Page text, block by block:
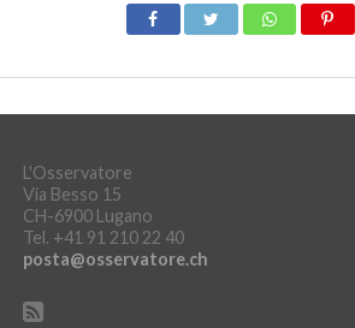
L'Osservatore
Via Besso 15
CH-6900 Lugano
Tel. +41 91 210 22 40
posta@osservatore.ch